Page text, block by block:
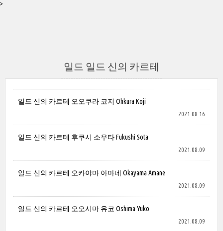
>
일드 일드 신의 카르테
일드 신의 카르테 오오쿠라 코지 Ohkura Koji
2021.08.16
일드 신의 카르테 후쿠시 소우타 Fukushi Sota
2021.08.09
일드 신의 카르테 오카야마 아마네 Okayama Amane
2021.08.09
일드 신의 카르테 오오시마 유코 Oshima Yuko
2021.08.09